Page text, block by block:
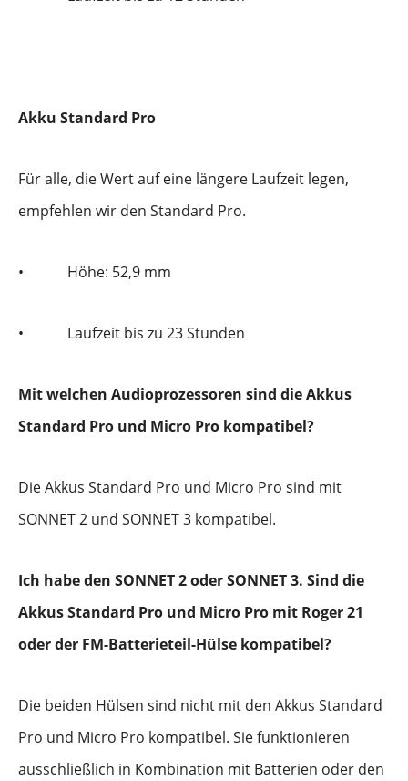
Akku Standard Pro
Für alle, die Wert auf eine längere Laufzeit legen,
empfehlen wir den Standard Pro.
• Höhe: 52,9 mm
• Laufzeit bis zu 23 Stunden
Mit welchen Audioprozessoren sind die Akkus
Standard Pro und Micro Pro kompatibel?
Die Akkus Standard Pro und Micro Pro sind mit
SONNET 2 und SONNET 3 kompatibel.
Ich habe den SONNET 2 oder SONNET 3. Sind die
Akkus Standard Pro und Micro Pro mit Roger 21
oder der FM-Batterieteil-Hülse kompatibel?
Die beiden Hülsen sind nicht mit den Akkus Standard
Pro und Micro Pro kompatibel. Sie funktionieren
ausschließlich in Kombination mit Batterien oder den